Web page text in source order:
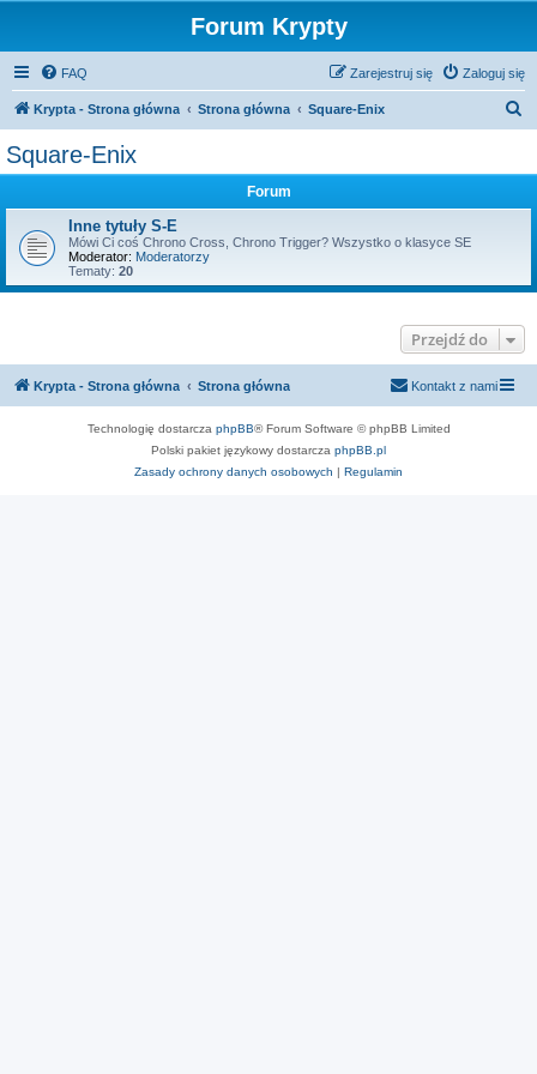
Forum Krypty
FAQ Zaloguj się
Zarejestruj się
Krypta - Strona główna Strona główna Square-Enix
Square-Enix
Forum
Inne tytuły S-E
Mówi Ci coś Chrono Cross, Chrono Trigger? Wszystko o klasyce SE
Moderator: Moderatorzy
Tematy: 20
Przejdź do
Krypta - Strona główna Strona główna Kontakt z nami
Technologię dostarcza phpBB® Forum Software © phpBB Limited
Polski pakiet językowy dostarcza phpBB.pl
Zasady ochrony danych osobowych | Regulamin